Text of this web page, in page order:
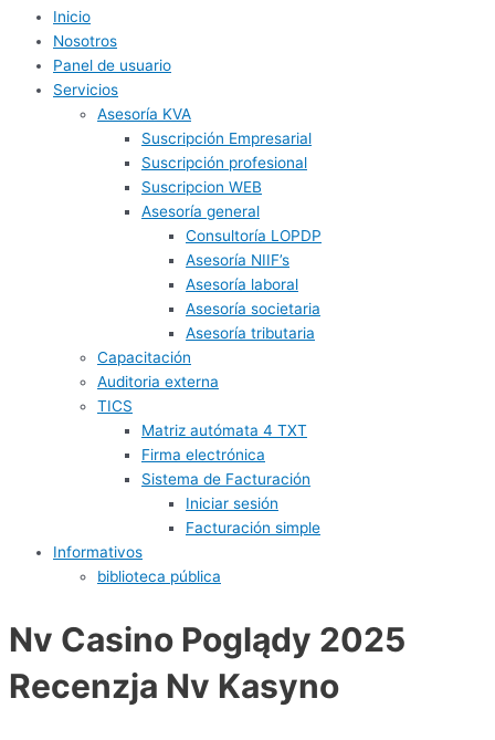
Inicio
Nosotros
Panel de usuario
Servicios
Asesoría KVA
Suscripción Empresarial
Suscripción profesional
Suscripcion WEB
Asesoría general
Consultoría LOPDP
Asesoría NIIF’s
Asesoría laboral
Asesoría societaria
Asesoría tributaria
Capacitación
Auditoria externa
TICS
Matriz autómata 4 TXT
Firma electrónica
Sistema de Facturación
Iniciar sesión
Facturación simple
Informativos
biblioteca pública
Nv Casino Poglądy 2025 ️
Recenzja Nv Kasyno